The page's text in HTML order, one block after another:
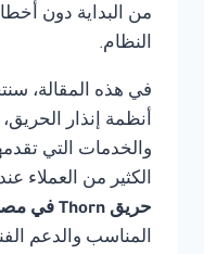
من البداية دون
النظام.
في هذه المقالة،
أنظمة إنذار
والخدمات التي
الكثير من العملاء
حريق Thorn في مصر
المناسب والدعم